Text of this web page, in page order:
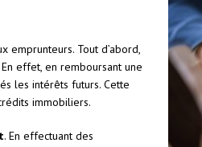
emprunteurs. Tout d’abord,
effet, en remboursant une
les intérêts futurs. Cette
immobiliers.
. En effectuant des